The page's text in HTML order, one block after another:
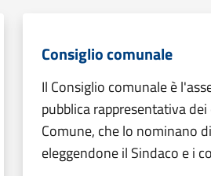
Consiglio comunale
Il Consiglio comunale è
pubblica rappresentativa
Comune, che lo nominano
eleggendone il Sindaco e i